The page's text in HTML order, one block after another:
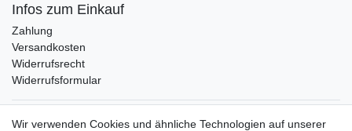
Infos zum Einkauf
Zahlung
Versandkosten
Widerrufsrecht
Widerrufsformular
Verpackungslizenz
Wir verwenden Cookies und ähnliche Technologien auf unserer